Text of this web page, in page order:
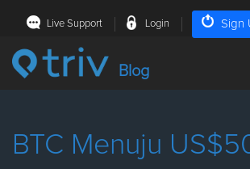
Live Support Login Sign
Blog
BTC Menuju